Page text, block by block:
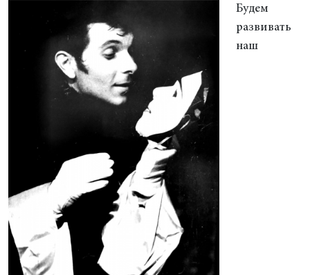
Будем
развивать
наш